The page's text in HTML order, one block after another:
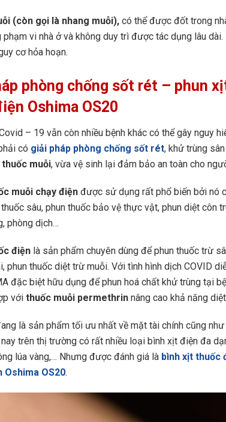
(còn gọi là nhang muỗi), có thể được đốt trong
vi nhà ở và không duy trì được tác dụng lâu
cơ hỏa hoạn.
phòng chống sốt rét – phun
Oshima OS20
– 19 vẫn còn nhiều bệnh khác có thể gây nguy
có giải pháp phòng chống sốt rét, khử trùng
thuốc muỗi, vừa vệ sinh lại đảm bảo an toàn cho
muỗi chạy điện được sử dụng rất phổ biến bởi nó
sâu, phun thuốc bảo vệ thực vật, phun diệt côn
phòng dịch…
điện là sản phẩm chuyên dùng để phun thuốc trừ
phun thuốc diệt trừ muỗi. Với tình hình dịch COVID
đặc biệt hữu dụng để phun hoá chất khử trùng tại
với thuốc muỗi permethrin nâng cao khả năng
là sản phẩm tối ưu nhất về mặt tài chính cũng
nay trên thị trường có rất nhiều loại bình xịt điện đa
lúa vàng,… Nhưng được đánh giá là bình xịt thuốc
Oshima OS20.